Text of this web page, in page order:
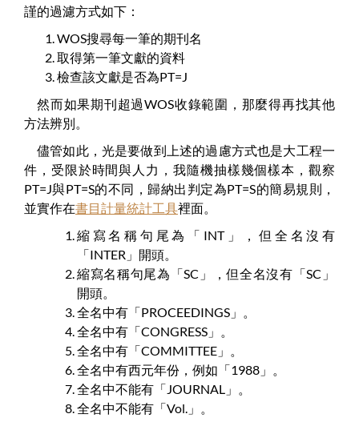
謹的過濾方式如下：
WOS搜尋每一筆的期刊名
取得第一筆文獻的資料
檢查該文獻是否為PT=J
然而如果期刊超過WOS收錄範圍，那麼得再找其他
方法辨別。
儘管如此，光是要做到上述的過慮方式也是大工程一
件，受限於時間與人力，我隨機抽樣幾個樣本，觀察
PT=J與PT=S的不同，歸納出判定為PT=S的簡易規則，
並實作在書目計量統計工具裡面。
縮寫名稱句尾為「INT」，但全名沒有
「INTER」開頭。
縮寫名稱句尾為「SC」，但全名沒有「SC」
開頭。
全名中有「PROCEEDINGS」。
全名中有「CONGRESS」。
全名中有「COMMITTEE」。
全名中有西元年份，例如「1988」。
全名中不能有「JOURNAL」。
全名中不能有「Vol.」。